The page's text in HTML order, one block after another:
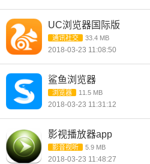
UC浏览器国际版
通讯社交 33.4 MB
2018-03-23 11:08:50
鲨鱼浏览器
浏览器 11.5 MB
2018-03-23 11:31:12
影视播放器app
影音视听 5.9 MB
2018-03-23 11:48:27